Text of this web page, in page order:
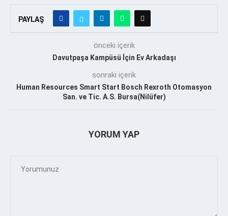
PAYLAŞ
önceki içerik
Davutpaşa Kampüsü İçin Ev Arkadaşı
sonraki içerik
Human Resources Smart Start Bosch Rexroth Otomasyon
San. ve Tic. A.S. Bursa(Nilüfer)
YORUM YAP